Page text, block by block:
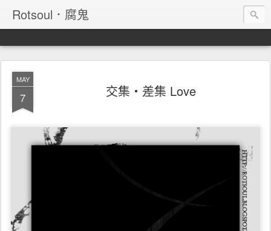
Rotsoul．腐鬼
MAY
7 交集‧差集 Love